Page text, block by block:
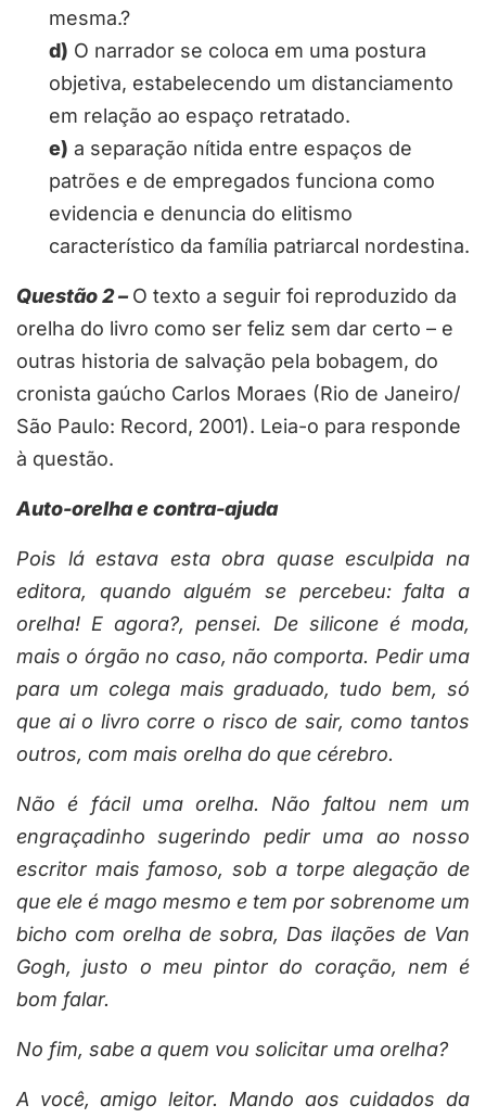
mesma.?
d) O narrador se coloca em uma postura
objetiva, estabelecendo um distanciamento
em relação ao espaço retratado.
e) a separação nítida entre espaços de
patrões e de empregados funciona como
evidencia e denuncia do elitismo
característico da família patriarcal nordestina.
Questão 2 – O texto a seguir foi reproduzido da
orelha do livro como ser feliz sem dar certo – e
outras historia de salvação pela bobagem, do
cronista gaúcho Carlos Moraes (Rio de Janeiro/
São Paulo: Record, 2001). Leia-o para responde
à questão.
Auto-orelha e contra-ajuda
Pois lá estava esta obra quase esculpida na
editora, quando alguém se percebeu: falta a
orelha! E agora?, pensei. De silicone é moda,
mais o órgão no caso, não comporta. Pedir uma
para um colega mais graduado, tudo bem, só
que ai o livro corre o risco de sair, como tantos
outros, com mais orelha do que cérebro.
Não é fácil uma orelha. Não faltou nem um
engraçadinho sugerindo pedir uma ao nosso
escritor mais famoso, sob a torpe alegação de
que ele é mago mesmo e tem por sobrenome um
bicho com orelha de sobra, Das ilações de Van
Gogh, justo o meu pintor do coração, nem é
bom falar.
No fim, sabe a quem vou solicitar uma orelha?
A você, amigo leitor. Mando aos cuidados da